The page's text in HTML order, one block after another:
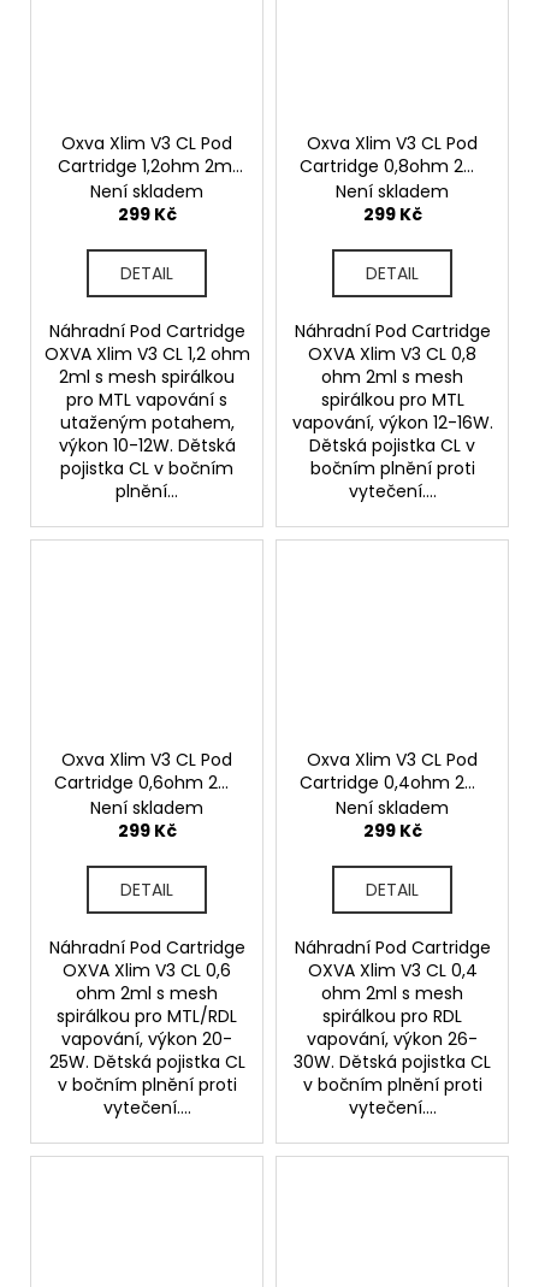
Oxva Xlim V3 CL Pod
Cartridge 1,2ohm 2ml
3ks
Není skladem
299 Kč
DETAIL
Náhradní Pod Cartridge
OXVA Xlim V3 CL 1,2 ohm
2ml s mesh spirálkou
pro MTL vapování s
utaženým potahem,
výkon 10-12W. Dětská
pojistka CL v bočním
plnění...
Oxva Xlim V3 CL Pod
Cartridge 0,8ohm 2ml
3ks
Není skladem
299 Kč
DETAIL
Náhradní Pod Cartridge
OXVA Xlim V3 CL 0,8
ohm 2ml s mesh
spirálkou pro MTL
vapování, výkon 12-16W.
Dětská pojistka CL v
bočním plnění proti
vytečení....
Oxva Xlim V3 CL Pod
Cartridge 0,6ohm 2ml
3ks
Není skladem
299 Kč
DETAIL
Náhradní Pod Cartridge
OXVA Xlim V3 CL 0,6
ohm 2ml s mesh
spirálkou pro MTL/RDL
vapování, výkon 20-
25W. Dětská pojistka CL
v bočním plnění proti
vytečení....
Oxva Xlim V3 CL Pod
Cartridge 0,4ohm 2ml
3ks
Není skladem
299 Kč
DETAIL
Náhradní Pod Cartridge
OXVA Xlim V3 CL 0,4
ohm 2ml s mesh
spirálkou pro RDL
vapování, výkon 26-
30W. Dětská pojistka CL
v bočním plnění proti
vytečení....